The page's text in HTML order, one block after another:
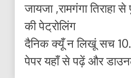
जायजा ,रामगंगा तिराहा
की पेट्रोलिंग
दैनिक क्यूँ न लिखूं सच
पेपर यहाँ से पढ़ें और